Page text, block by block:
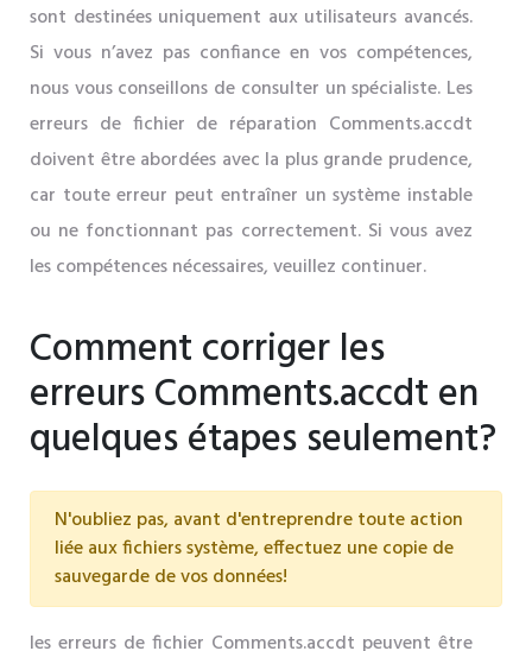
sont destinées uniquement aux utilisateurs avancés.
Si vous n’avez pas confiance en vos compétences,
nous vous conseillons de consulter un spécialiste. Les
erreurs de fichier de réparation Comments.accdt
doivent être abordées avec la plus grande prudence,
car toute erreur peut entraîner un système instable
ou ne fonctionnant pas correctement. Si vous avez
les compétences nécessaires, veuillez continuer.
Comment corriger les
erreurs Comments.accdt en
quelques étapes seulement?
N'oubliez pas, avant d'entreprendre toute action
liée aux fichiers système, effectuez une copie de
sauvegarde de vos données!
les erreurs de fichier Comments.accdt peuvent être